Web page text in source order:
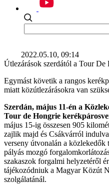
2022.05.10, 09:14
Útlezárások szerdától a Tour De
Egymást követik a rangos
miatt közútlezárásokra van
Szerdán, május 11-én a
Tour de Hongrie
május 15-ig összesen 905
zajlik majd és Csákvárról
verseny útvonalán a közlekedők
pályás mozgó
szakaszok forgalmi helyzetéről
tájékozódniuk a Magyar Közút
szolgálatánál.